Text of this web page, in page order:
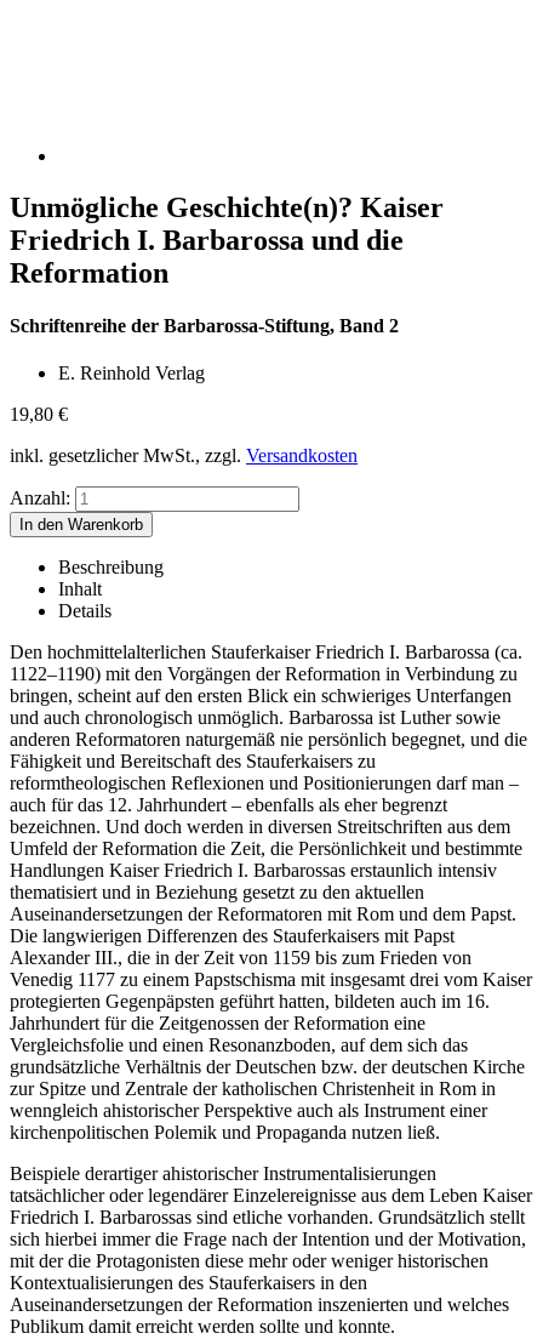
Unmögliche Geschichte(n)? Kaiser
Friedrich I. Barbarossa und die
Reformation
Schriftenreihe der Barbarossa-Stiftung, Band 2
E. Reinhold Verlag
19,80 €
inkl. gesetzlicher MwSt., zzgl. Versandkosten
Anzahl:
Beschreibung
Inhalt
Details
Den hochmittelalterlichen Stauferkaiser Friedrich I. Barbarossa (ca.
1122–1190) mit den Vorgängen der Reformation in Verbindung zu
bringen, scheint auf den ersten Blick ein schwieriges Unterfangen
und auch chronologisch unmöglich. Barbarossa ist Luther sowie
anderen Reformatoren naturgemäß nie persönlich begegnet, und die
Fähigkeit und Bereitschaft des Stauferkaisers zu
reformtheologischen Reflexionen und Positionierungen darf man –
auch für das 12. Jahrhundert – ebenfalls als eher begrenzt
bezeichnen. Und doch werden in diversen Streitschriften aus dem
Umfeld der Reformation die Zeit, die Persönlichkeit und bestimmte
Handlungen Kaiser Friedrich I. Barbarossas erstaunlich intensiv
thematisiert und in Beziehung gesetzt zu den aktuellen
Auseinandersetzungen der Reformatoren mit Rom und dem Papst.
Die langwierigen Differenzen des Stauferkaisers mit Papst
Alexander III., die in der Zeit von 1159 bis zum Frieden von
Venedig 1177 zu einem Papstschisma mit insgesamt drei vom Kaiser
protegierten Gegenpäpsten geführt hatten, bildeten auch im 16.
Jahrhundert für die Zeitgenossen der Reformation eine
Vergleichsfolie und einen Resonanzboden, auf dem sich das
grundsätzliche Verhältnis der Deutschen bzw. der deutschen Kirche
zur Spitze und Zentrale der katholischen Christenheit in Rom in
wenngleich ahistorischer Perspektive auch als Instrument einer
kirchenpolitischen Polemik und Propaganda nutzen ließ.
Beispiele derartiger ahistorischer Instrumentalisierungen
tatsächlicher oder legendärer Einzelereignisse aus dem Leben Kaiser
Friedrich I. Barbarossas sind etliche vorhanden. Grundsätzlich stellt
sich hierbei immer die Frage nach der Intention und der Motivation,
mit der die Protagonisten diese mehr oder weniger historischen
Kontextualisierungen des Stauferkaisers in den
Auseinandersetzungen der Reformation inszenierten und welches
Publikum damit erreicht werden sollte und konnte.